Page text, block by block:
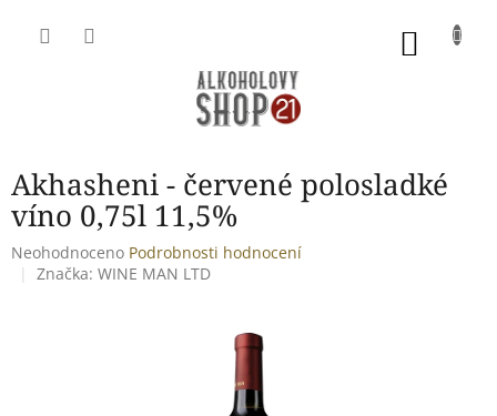
Akhasheni - červené polosladké
víno 0,75l 11,5%
Průměrné
hodnocení
Neohodnoceno Podrobnosti hodnocení
Značka: WINE MAN LTD